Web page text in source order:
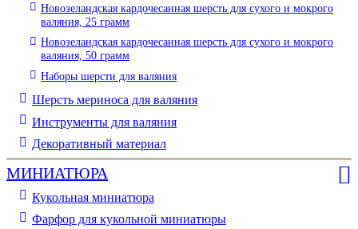
Новозеландская кардочесанная шерсть для сухого и мокрого
валяния, 25 грамм
Новозеландская кардочесанная шерсть для сухого и мокрого
валяния, 50 грамм
Наборы шерсти для валяния
Шерсть мериноса для валяния
Инструменты для валяния
Декоративный материал
МИНИАТЮРА
Кукольная миниатюра
Фарфор для кукольной миниатюры